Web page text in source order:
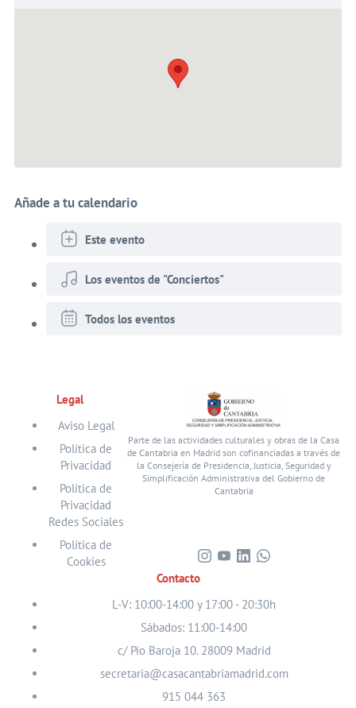
Añade a tu calendario
Este evento
Los eventos de "Conciertos"
Todos los eventos
Legal
Aviso Legal
Política de
Privacidad
Política de
Privacidad
Redes Sociales
Política de
Cookies
Parte de las actividades culturales y obras de la Casa
de Cantabria en Madrid son cofinanciadas a través de
la Consejería de Presidencia, Justicia, Seguridad y
Simplificación Administrativa del Gobierno de
Cantabria
Visita
perfil
en
Instagram
Visita
perfil
en
Youtube
Visita
perfil
en
Linkedin
Visita
perfil
WhatsApp
Contacto
L-V: 10:00-14:00 y 17:00 - 20:30h
Sábados: 11:00-14:00
c/ Pío Baroja 10. 28009 Madrid
secretaria@casacantabriamadrid.com
915 044 363